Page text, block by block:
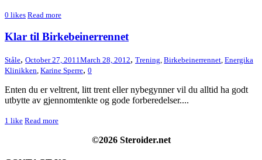
0 likes Read more
Klar til Birkebeinerrennet
Ståle, October 27, 2011 March 28, 2012, Trening Birkebeinerrennet Energika
Klinikken Karine Sperre, 0
Enten du er veltrent, litt trent eller nybegynner vil du alltid ha godt
utbytte av gjennomtenkte og gode forberedelser....
1 like Read more
©2026 Steroider.net